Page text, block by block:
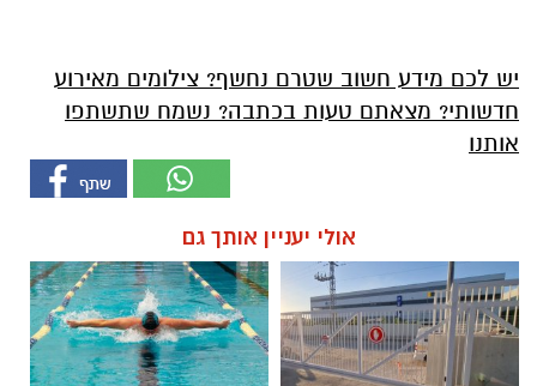
יש לכם מידע חשוב שטרם נחשף? צילומים מאירוע
חדשותי? מצאתם טעות בכתבה? נשמח שתשתפו
אותנו
אולי יעניין אותך גם